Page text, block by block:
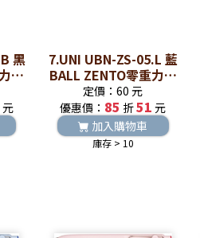
黑
水
元
7.UNI UBN-ZS-05.L 藍
BALL ZENTO零重力水
性鋼珠筆
定價：60 元
優惠價： 85 折51 元
加入購物車
庫存 > 10